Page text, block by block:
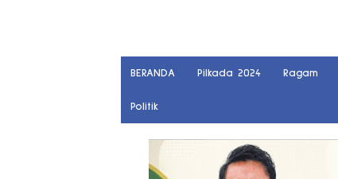
BERANDA Pilkada 2024 Ragam
Politik